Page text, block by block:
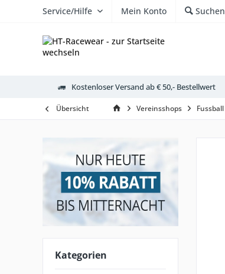
Service/Hilfe Mein Konto Suchen
Kostenloser Versand ab € 50,- Bestellwert
Übersicht Vereinsshops Fussball
Kategorien